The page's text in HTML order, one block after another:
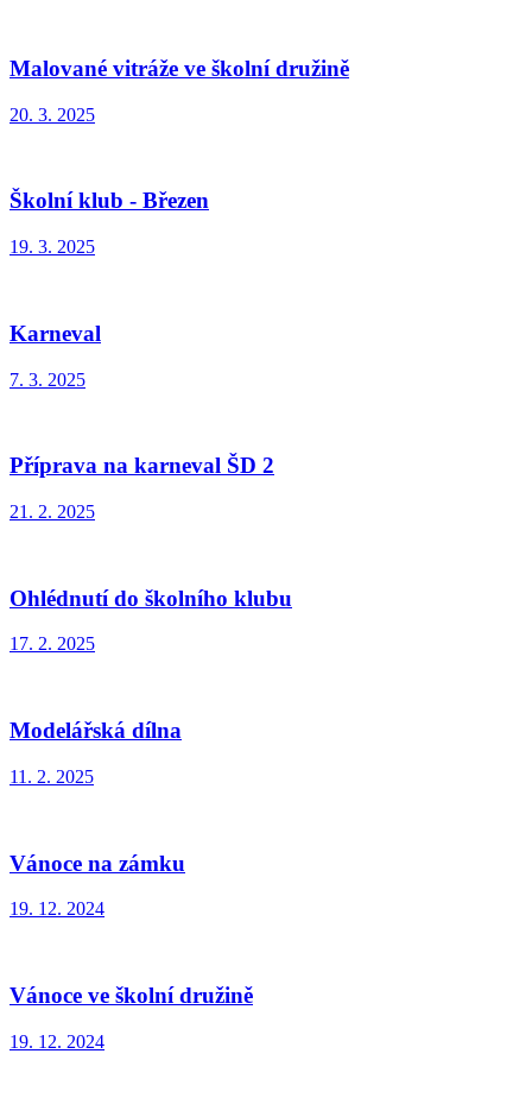
Malované vitráže ve školní družině
20. 3. 2025
Školní klub - Březen
19. 3. 2025
Karneval
7. 3. 2025
Příprava na karneval ŠD 2
21. 2. 2025
Ohlédnutí do školního klubu
17. 2. 2025
Modelářská dílna
11. 2. 2025
Vánoce na zámku
19. 12. 2024
Vánoce ve školní družině
19. 12. 2024